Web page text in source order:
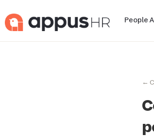
People
←